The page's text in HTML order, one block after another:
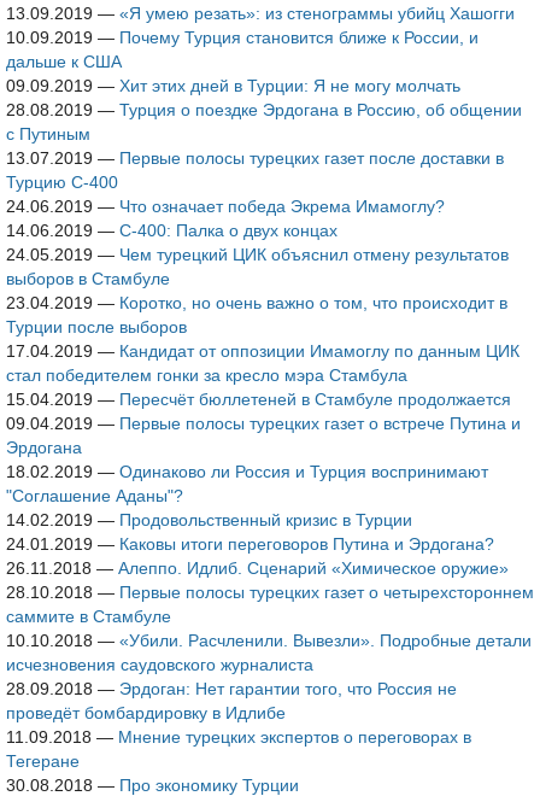
13.09.2019 — «Я умею резать»: из стенограммы убийц Хашогги
10.09.2019 — Почему Турция становится ближе к России, и
дальше к США
09.09.2019 — Хит этих дней в Турции: Я не могу молчать
28.08.2019 — Турция о поездке Эрдогана в Россию, об общении
с Путиным
13.07.2019 — Первые полосы турецких газет после доставки в
Турцию С-400
24.06.2019 — Что означает победа Экрема Имамоглу?
14.06.2019 — С-400: Палка о двух концах
24.05.2019 — Чем турецкий ЦИК объяснил отмену результатов
выборов в Стамбуле
23.04.2019 — Коротко, но очень важно о том, что происходит в
Турции после выборов
17.04.2019 — Кандидат от оппозиции Имамоглу по данным ЦИК
стал победителем гонки за кресло мэра Стамбула
15.04.2019 — Пересчёт бюллетеней в Стамбуле продолжается
09.04.2019 — Первые полосы турецких газет о встрече Путина и
Эрдогана
18.02.2019 — Одинаково ли Россия и Турция воспринимают
"Соглашение Аданы"?
14.02.2019 — Продовольственный кризис в Турции
24.01.2019 — Каковы итоги переговоров Путина и Эрдогана?
26.11.2018 — Алеппо. Идлиб. Сценарий «Химическое оружие»
28.10.2018 — Первые полосы турецких газет о четырехстороннем
саммите в Стамбуле
10.10.2018 — «Убили. Расчленили. Вывезли». Подробные детали
исчезновения саудовского журналиста
28.09.2018 — Эрдоган: Нет гарантии того, что Россия не
проведёт бомбардировку в Идлибе
11.09.2018 — Мнение турецких экспертов о переговорах в
Тегеране
30.08.2018 — Про экономику Турции